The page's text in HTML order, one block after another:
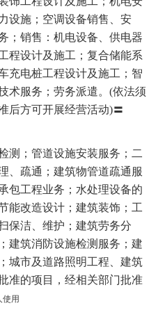
设施；空调设备销售、安
；销售：机电设备、供电器
程设计及施工；复合储能系
充电桩工程设计及施工；智
术服务；劳务派遣。(依法须
后方可开展经营活动)〓
测；管道设施安装服务；二
、疏通；建筑物管道疏通服
包工程业务；水处理设备的
能改造设计；建筑装饰；工
保洁、维护；建筑劳务分
建筑消防设施检测服务；建
城市及道路照明工程、建筑
准的项目，经相关部门批准
使用